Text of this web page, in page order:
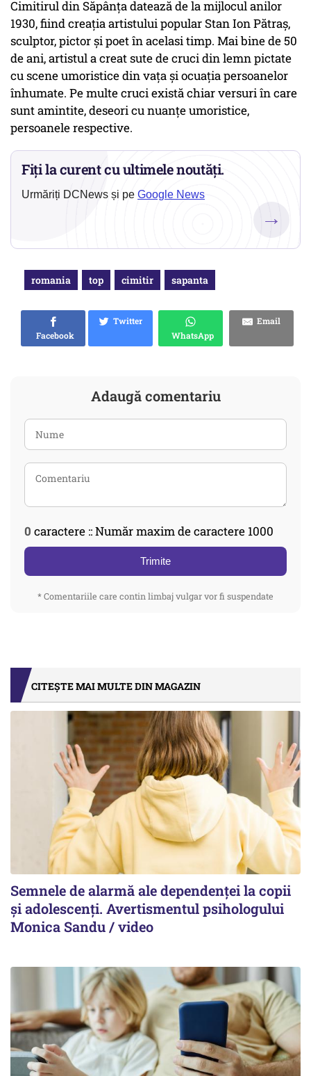
Cimitirul din Săpânța datează de la mijlocul anilor
1930, fiind creația artistului popular Stan Ion Pătraş,
sculptor, pictor și poet în acelasi timp. Mai bine de 50
de ani, artistul a creat sute de cruci din lemn pictate
cu scene umoristice din vața și ocuația persoanelor
înhumate. Pe multe cruci există chiar versuri în care
sunt amintite, deseori cu nuanțe umoristice,
persoanele respective.
Fiți la curent cu ultimele noutăți.
Urmăriți DCNews și pe Google News
→
romania top cimitir sapanta
Facebook
Twitter
WhatsApp
Email
Adaugă comentariu
0 caractere :: Număr maxim de caractere 1000
Trimite
* Comentariile care contin limbaj vulgar vor fi suspendate
CITEȘTE MAI MULTE DIN MAGAZIN
Semnele de alarmă ale dependenței la copii
și adolescenți. Avertismentul psihologului
Monica Sandu / video